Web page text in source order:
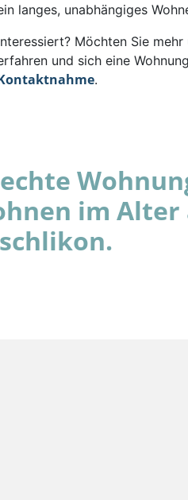
langes, unabhängiges
Möchten Sie
und sich eine
.
im Alter